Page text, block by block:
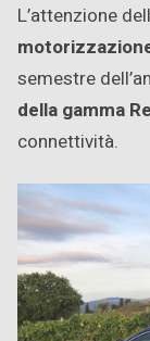
L’attenzione
semestre
della gamma
connettività.